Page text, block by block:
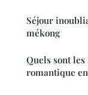
Séjour
mékong
Quels sont
romantique en